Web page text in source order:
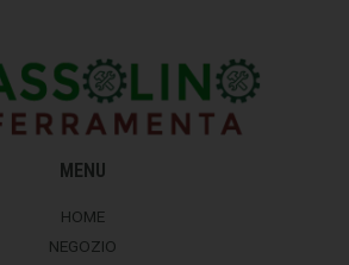
MENU
HOME
NEGOZIO